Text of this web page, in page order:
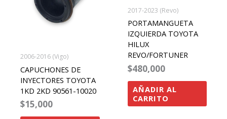
2006-2016 (Vigo)
CAPUCHONES DE
INYECTORES TOYOTA
1KD 2KD 90561-10020
$15,000
2017-2023 (Revo)
PORTAMANGUETA
IZQUIERDA TOYOTA
HILUX
REVO/FORTUNER
$480,000
AÑADIR AL
CARRITO